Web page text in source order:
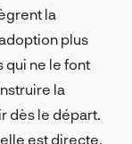
la
plus
qui ne le font
la
dès le départ.
est directe,